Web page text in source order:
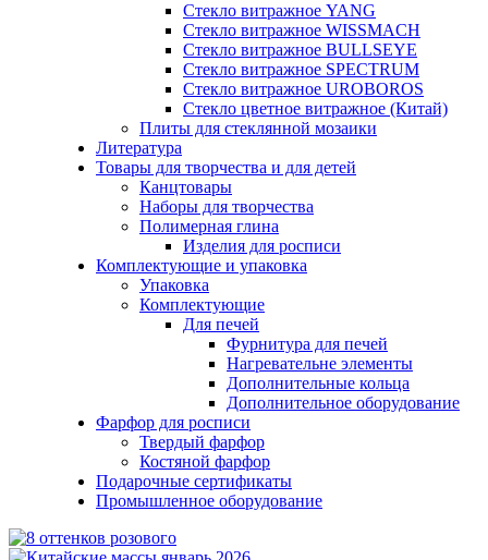
Стекло витражное YANG
Стекло витражное WISSMACH
Стекло витражное BULLSEYE
Стекло витражное SPECTRUM
Стекло витражное UROBOROS
Стекло цветное витражное (Китай)
Плиты для стеклянной мозаики
Литература
Товары для творчества и для детей
Канцтовары
Наборы для творчества
Полимерная глина
Изделия для росписи
Комплектующие и упаковка
Упаковка
Комплектующие
Для печей
Фурнитура для печей
Нагревательне элементы
Дополнительные кольца
Дополнительное оборудование
Фарфор для росписи
Твердый фарфор
Костяной фарфор
Подарочные сертификаты
Промышленное оборудование